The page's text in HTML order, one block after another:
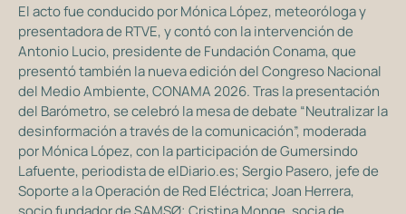
El acto fue conducido por Mónica López, meteoróloga y
presentadora de RTVE, y contó con la intervención de
Antonio Lucio, presidente de Fundación Conama, que
presentó también la nueva edición del Congreso Nacional
del Medio Ambiente, CONAMA 2026. Tras la presentación
del Barómetro, se celebró la mesa de debate “Neutralizar la
desinformación a través de la comunicación”, moderada
por Mónica López, con la participación de Gumersindo
Lafuente, periodista de elDiario.es; Sergio Pasero, jefe de
Soporte a la Operación de Red Eléctrica; Joan Herrera,